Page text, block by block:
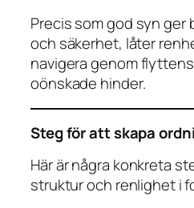
Precis som god syn ger
och säkerhet, låter
navigera genom
oönskade hinder.
Steg för att skapa
Här är några konkreta
struktur och renlighet i